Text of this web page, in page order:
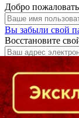
Добро
Вы забыли свой
Восстановите
Кто есть кто в